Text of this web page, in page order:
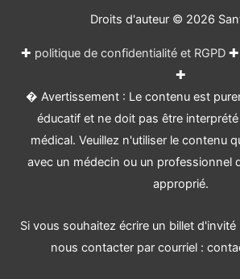
Droits d'auteur © 2026
✚ politique de confidentialité et RGPD✚
✚
� Avertissement : Le contenu est
éducatif et ne doit pas être
médical. Veuillez n'utiliser le contenu
avec un médecin ou un professionnel
approprié.
Si vous souhaitez écrire un billet
nous contacter par courriel :